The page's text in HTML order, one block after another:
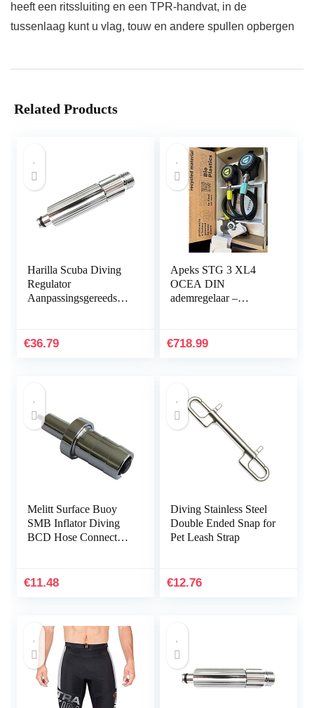
heeft een ritssluiting en een TPR-handvat, in de
tussenlaag kunt u vlag, touw en andere spullen opbergen
Related Products
Harilla Scuba Diving
Regulator
Aanpassingsgereedscha
Onderhoud
€36.79
Apeks STG 3 XL4
OCEA DIN
ademregelaar –
€718.99
Melitt Surface Buoy
SMB Inflator Diving
BCD Hose Connector
44mm
€11.48
Diving Stainless Steel
Double Ended Snap for
Pet Leash Strap
€12.76